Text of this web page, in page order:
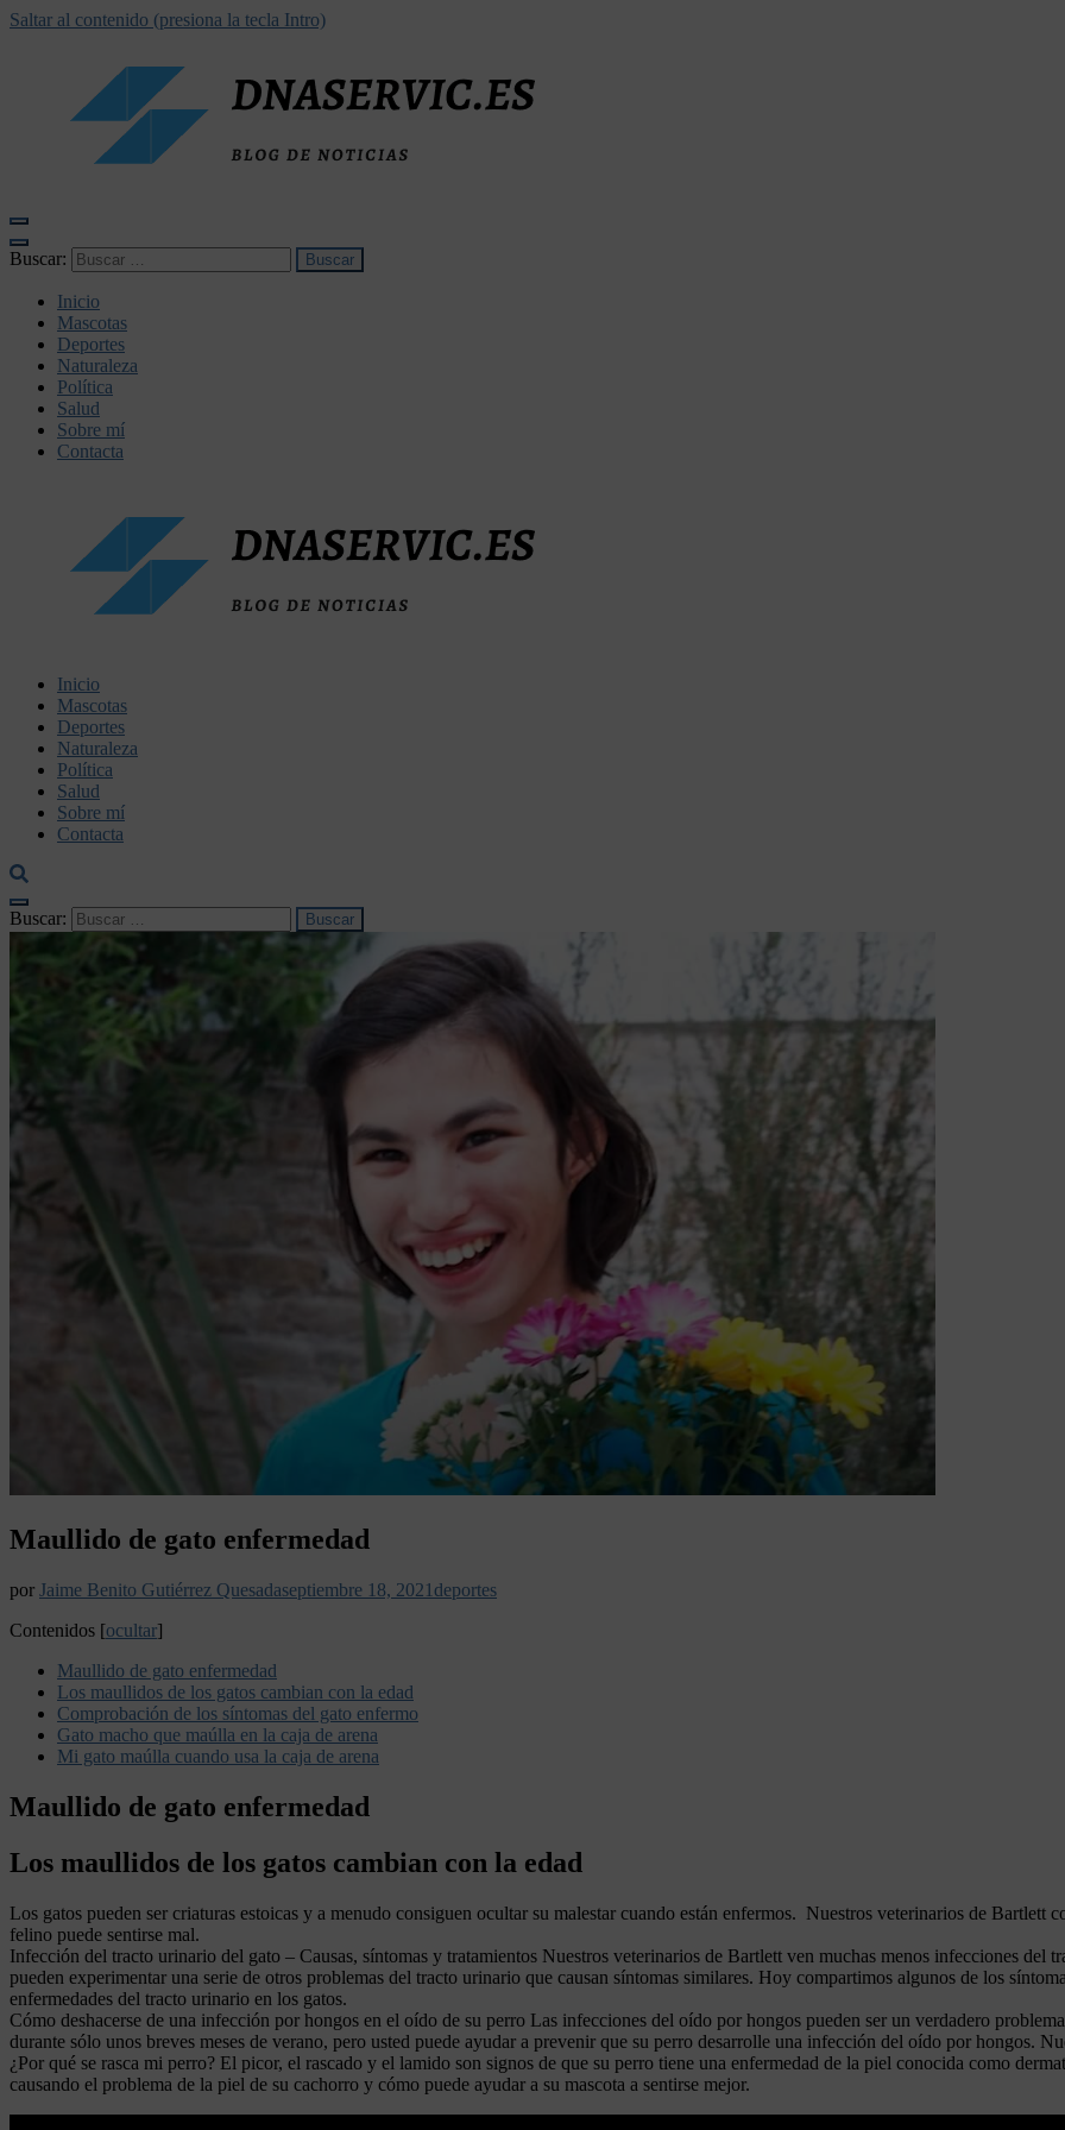
Saltar al contenido (presiona la tecla Intro)
Buscar:
Inicio
Mascotas
Deportes
Naturaleza
Política
Salud
Sobre mí
Contacta
dnaservic.es
Inicio
Mascotas
Deportes
Naturaleza
Política
Salud
Sobre mí
Contacta
Buscar:
Maullido de gato enfermedad
por Jaime Benito Gutiérrez Quesadaseptiembre 18, 2021 deportes
Contenidos [ocultar]
Maullido de gato enfermedad
Los maullidos de los gatos cambian con la edad
Comprobación de los síntomas del gato enfermo
Gato macho que maúlla en la caja de arena
Mi gato maúlla cuando usa la caja de arena
Maullido de gato enfermedad
Los maullidos de los gatos cambian con la edad
Los gatos pueden ser criaturas estoicas y a menudo consiguen ocultar su malestar cuando están enfermos. Nuestros veterinarios de Bartlett
felino puede sentirse mal.
Infección del tracto urinario del gato – Causas, síntomas y tratamientos Nuestros veterinarios de Bartlett ven muchas menos infecciones del
pueden experimentar una serie de otros problemas del tracto urinario que causan síntomas similares. Hoy compartimos algunos de los
enfermedades del tracto urinario en los gatos.
Cómo deshacerse de una infección por hongos en el oído de su perro Las infecciones del oído por hongos pueden ser un verdadero
durante sólo unos breves meses de verano, pero usted puede ayudar a prevenir que su perro desarrolle una infección del oído por hongos.
¿Por qué se rasca mi perro? El picor, el rascado y el lamido son signos de que su perro tiene una enfermedad de la piel conocida como
causando el problema de la piel de su cachorro y cómo puede ayudar a su mascota a sentirse mejor.